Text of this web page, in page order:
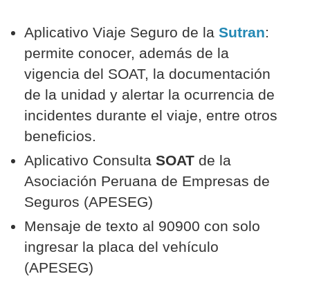
Aplicativo Viaje Seguro de la Sutran:
permite conocer, además de la
vigencia del SOAT, la documentación
de la unidad y alertar la ocurrencia de
incidentes durante el viaje, entre otros
beneficios.
Aplicativo Consulta SOAT de la
Asociación Peruana de Empresas de
Seguros (APESEG)
Mensaje de texto al 90900 con solo
ingresar la placa del vehículo
(APESEG)